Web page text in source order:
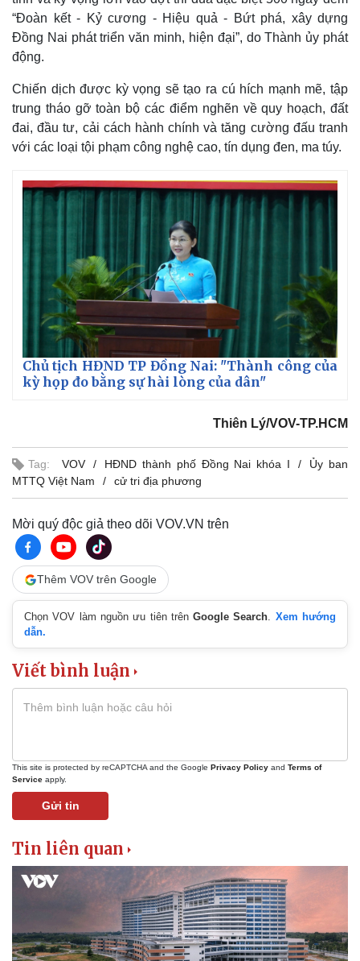
Tin nóng
Tư vấn luật
Việt Nam
“Đoàn kết - Kỷ cương - Hiệu quả - Bứt phá, xây dựng
Đồng Nai phát triển văn minh, hiện đại”, do Thành ủy phát
động.
Chiến dịch được kỳ vọng sẽ tạo ra cú hích mạnh mẽ, tập
trung tháo gỡ toàn bộ các điểm nghẽn về quy hoạch, đất
đai, đầu tư, cải cách hành chính và tăng cường đấu tranh
với các loại tội phạm công nghệ cao, tín dụng đen, ma túy.
Chủ tịch HĐND TP Đồng Nai: "Thành công của
kỳ họp đo bằng sự hài lòng của dân"
Thiên Lý/VOV-TP.HCM
Tag: VOV HĐND thành phố Đồng Nai khóa I
Ủy ban
MTTQ Việt Nam
cử tri địa phương
Mời quý độc giả theo dõi VOV.VN trên
Thêm VOV trên Google
Chọn VOV làm nguồn ưu tiên trênGoogle Search. Xem hướng
dẫn.
Viết bình luận
This site is protected by reCAPTCHA and the Google Privacy Policy and Terms of
Service apply.
Gửi tin
Tin liên quan